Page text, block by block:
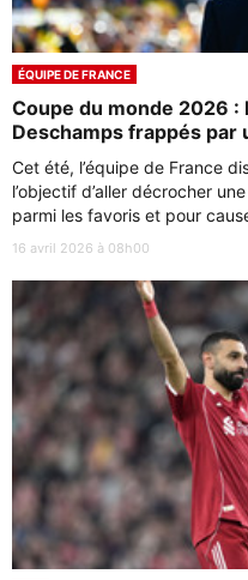
ÉQUIPE DE FRANCE
Coupe du monde 2026 :
Deschamps frappés par
Cet été, l’équipe de France
l’objectif d’aller décrocher
parmi les favoris et pour
16 avril 2026 à 08h00